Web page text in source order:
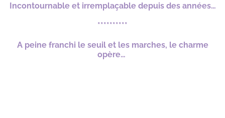
Incontournable et irremplaçable depuis des années…
**********
A peine franchi le seuil et les marches, le charme
opère…